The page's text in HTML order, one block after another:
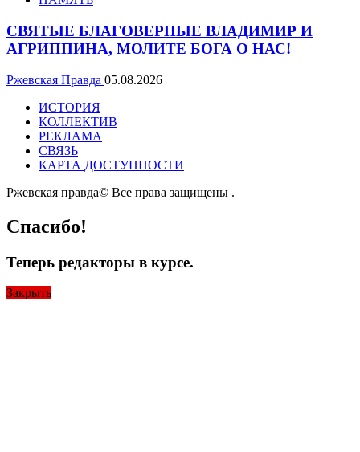
СВЯТЫЕ БЛАГОВЕРНЫЕ ВЛАДИМИР И
АГРИППИНА, МОЛИТЕ БОГА О НАС!
Ржевская Правда 05.08.2026
ИСТОРИЯ
КОЛЛЕКТИВ
РЕКЛАМА
СВЯЗЬ
КАРТА ДОСТУПНОСТИ
Ржевская правда© Все права защищены .
Спасибо!
Теперь редакторы в курсе.
Закрыть